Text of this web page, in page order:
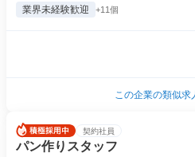
業界未経験歓迎 +11個
この企業の類似求
契約社員
パン作りスタッフ